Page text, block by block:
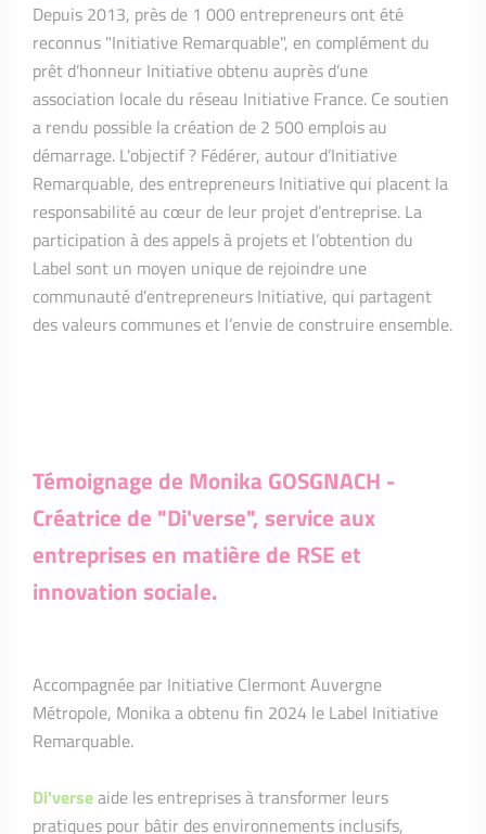
Depuis 2013, près de 1 000 entrepreneurs ont été
reconnus "Initiative Remarquable", en complément du
prêt d’honneur Initiative obtenu auprès d’une
association locale du réseau Initiative France. Ce soutien
a rendu possible la création de 2 500 emplois au
démarrage. L'objectif ? Fédérer, autour d’Initiative
Remarquable, des entrepreneurs Initiative qui placent la
responsabilité au cœur de leur projet d’entreprise. La
participation à des appels à projets et l’obtention du
Label sont un moyen unique de rejoindre une
communauté d’entrepreneurs Initiative, qui partagent
des valeurs communes et l’envie de construire ensemble.
Témoignage de Monika GOSGNACH -
Créatrice de "Di'verse", service aux
entreprises en matière de RSE et
innovation sociale.
Accompagnée par Initiative Clermont Auvergne
Métropole, Monika a obtenu fin 2024 le Label Initiative
Remarquable.
Di'verseaide les entreprises à transformer leurs
pratiques pour bâtir des environnements inclusifs,